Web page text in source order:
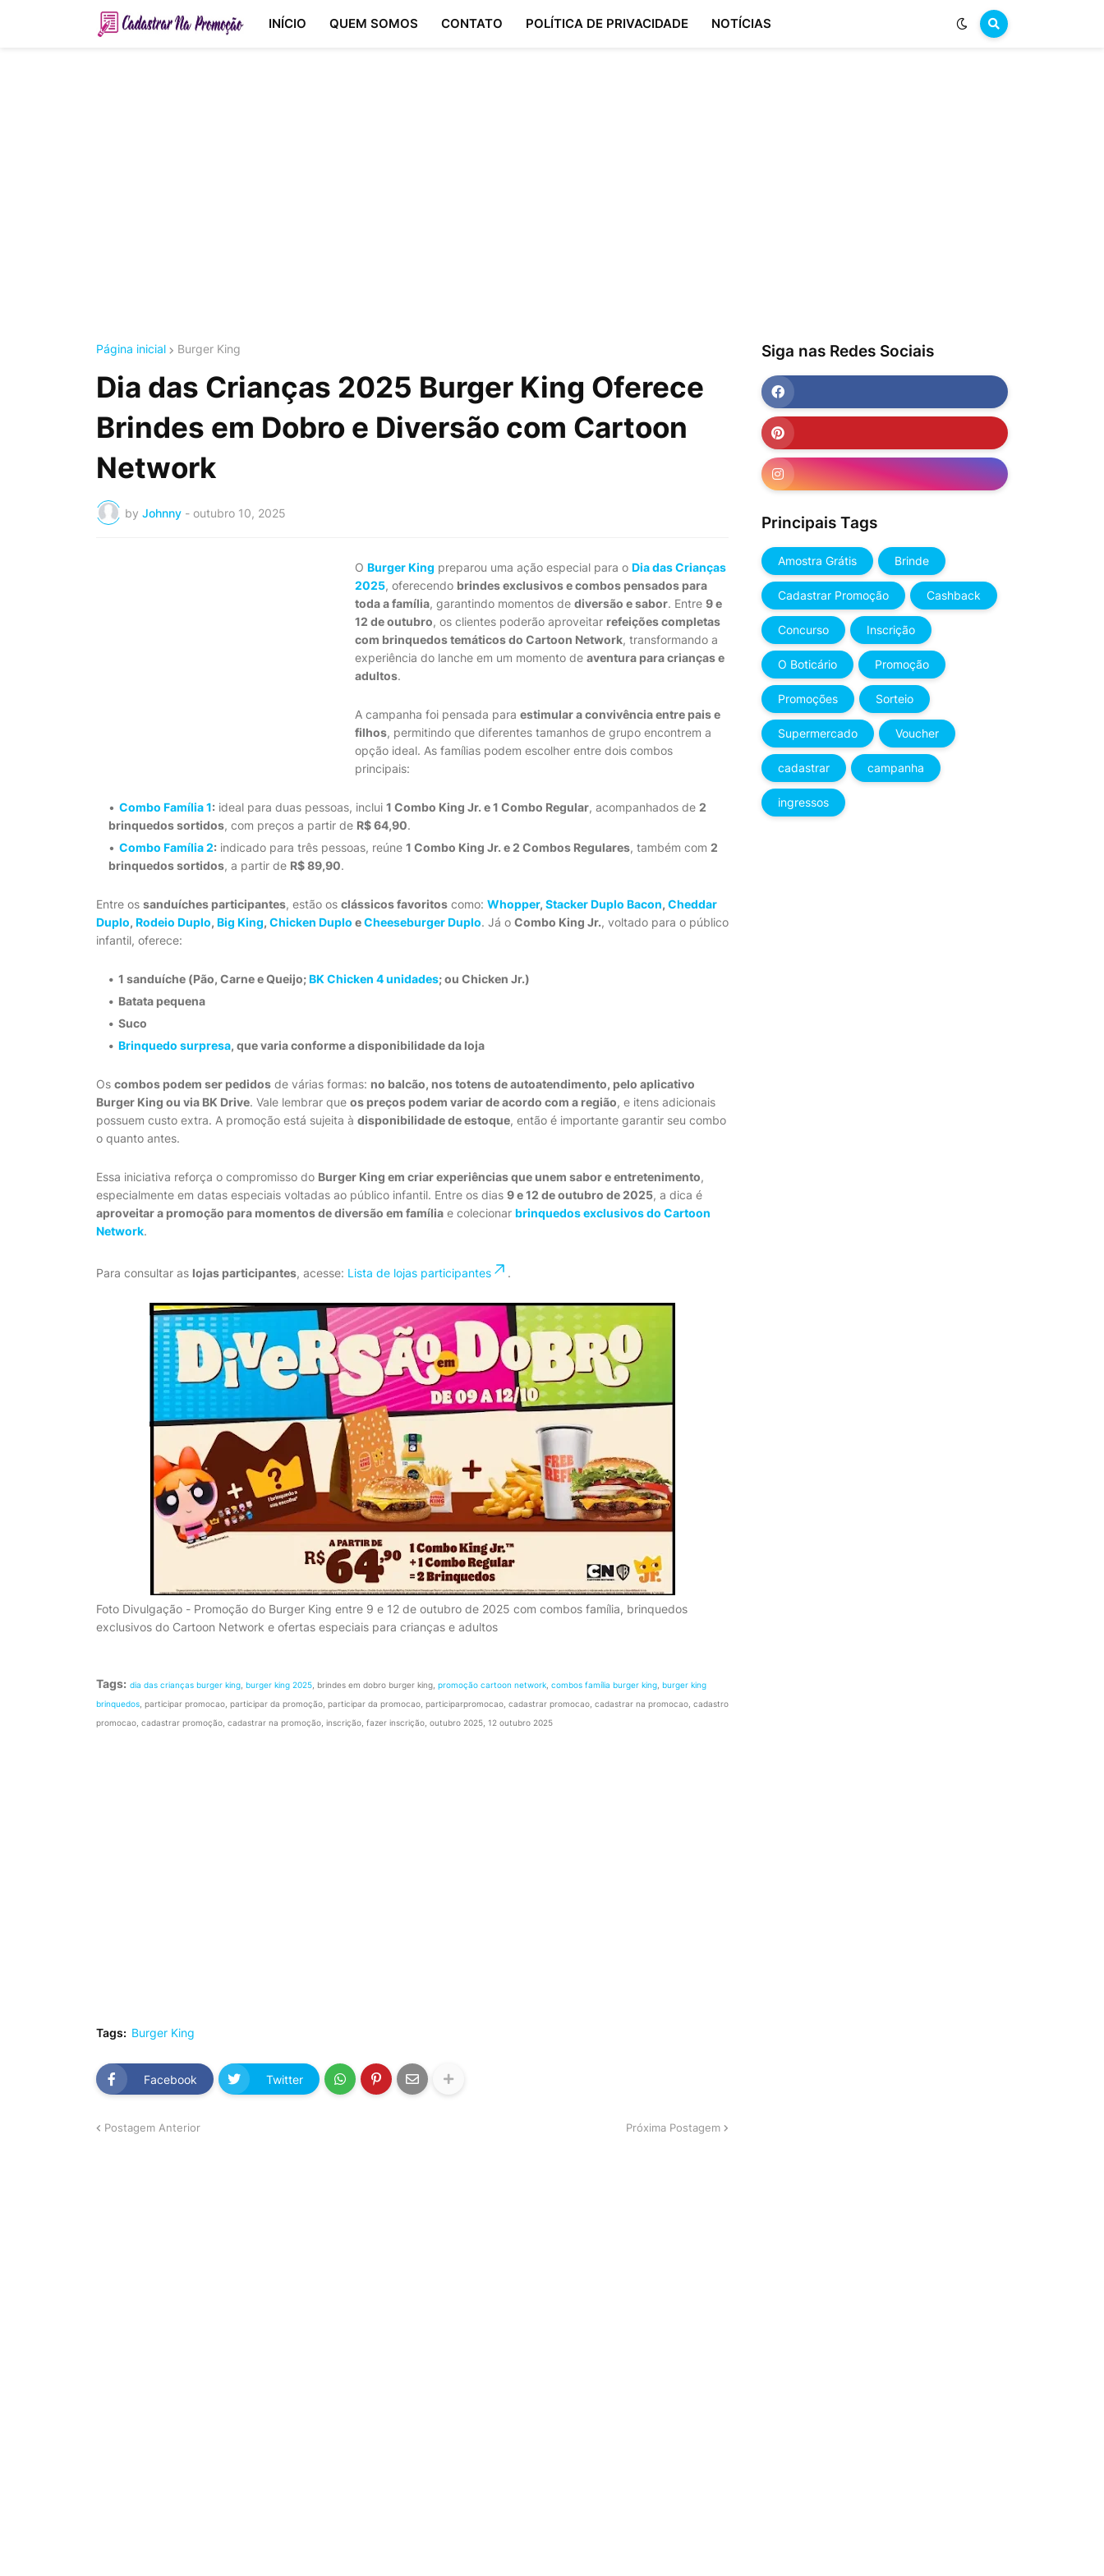
INÍCIO QUEM SOMOS CONTATO POLÍTICA DE PRIVACIDADE NOTÍCIAS
Página inicial Burger King
Dia das Crianças 2025 Burger King Oferece
Brindes em Dobro e Diversão com Cartoon
Network
by Johnny - outubro 10, 2025
O Burger King preparou uma ação especial para o Dia das Crianças
2025, oferecendo brindes exclusivos e combos pensados para
toda a família, garantindo momentos de diversão e sabor. Entre 9 e
12 de outubro, os clientes poderão aproveitar refeições completas
com brinquedos temáticos do Cartoon Network, transformando a
experiência do lanche em um momento de aventura para crianças e
adultos.
A campanha foi pensada para estimular a convivência entre pais e
filhos, permitindo que diferentes tamanhos de grupo encontrem a
opção ideal. As famílias podem escolher entre dois combos
principais:
Combo Família 1: ideal para duas pessoas, inclui 1 Combo King Jr. e 1 Combo Regular, acompanhados de 2
brinquedos sortidos, com preços a partir de R$ 64,90.
Combo Família 2: indicado para três pessoas, reúne 1 Combo King Jr. e 2 Combos Regulares, também com 2
brinquedos sortidos, a partir de R$ 89,90.
Entre os sanduíches participantes, estão os clássicos favoritos como: Whopper, Stacker Duplo Bacon, Cheddar
Duplo, Rodeio Duplo, Big King, Chicken Duplo eCheeseburger Duplo. Já o Combo King Jr., voltado para o público
infantil, oferece:
1 sanduíche (Pão, Carne e Queijo;BK Chicken 4 unidades; ou Chicken Jr.)
Batata pequena
Suco
Brinquedo surpresa, que varia conforme a disponibilidade da loja
Os combos podem ser pedidos de várias formas: no balcão, nos totens de autoatendimento, pelo aplicativo
Burger King ou via BK Drive. Vale lembrar que os preços podem variar de acordo com a região, e itens adicionais
possuem custo extra. A promoção está sujeita à disponibilidade de estoque, então é importante garantir seu combo
o quanto antes.
Essa iniciativa reforça o compromisso do Burger King em criar experiências que unem sabor e entretenimento,
especialmente em datas especiais voltadas ao público infantil. Entre os dias 9 e 12 de outubro de 2025, a dica é
aproveitar a promoção para momentos de diversão em família e colecionar brinquedos exclusivos do Cartoon
Network.
Para consultar as lojas participantes, acesse: Lista de lojas participantes .
Foto Divulgação - Promoção do Burger King entre 9 e 12 de outubro de 2025 com combos família, brinquedos
exclusivos do Cartoon Network e ofertas especiais para crianças e adultos
Tags: dia das crianças burger king burger king 2025 , brindes em dobro burger king, promoção cartoon network combos família burger king burger king
brinquedos , participar promocao, participar da promoção, participar da promocao, participarpromocao, cadastrar promocao, cadastrar na promocao, cadastro
promocao, cadastrar promoção, cadastrar na promoção, inscrição, fazer inscrição, outubro 2025, 12 outubro 2025
Tags: Burger King
Facebook Twitter
Postagem Anterior Próxima Postagem
Siga nas Redes Sociais
Principais Tags
Amostra Grátis Brinde
Cadastrar Promoção Cashback
Concurso Inscrição
O Boticário Promoção
Promoções Sorteio
Supermercado Voucher
cadastrar campanha
ingressos